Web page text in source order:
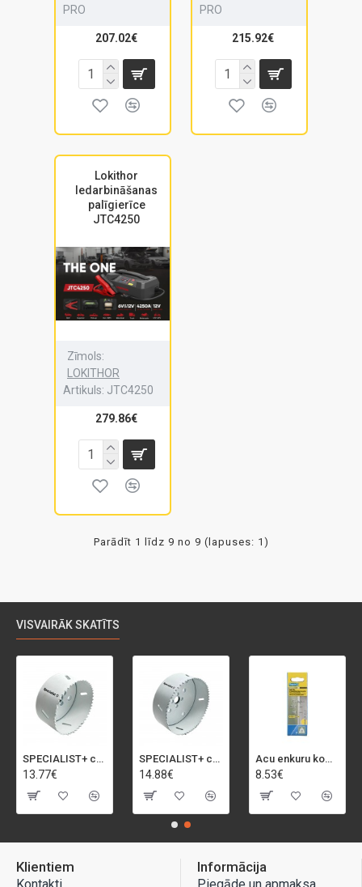
PRO
207.02€
PRO
215.92€
Lokithor
Iedarbināšanas
palīgierīce
JTC4250
Zīmols:
LOKITHOR
Artikuls: JTC4250
279.86€
Parādīt 1 līdz 9 no 9 (lapuses: 1)
VISVAIRĀK SKATĪTS
SPECIALIST+ caurumu zāģis BI-METAL, 92 mm
13.77€
SPECIALIST+ caurumu zāģis BI-METAL, 98 mm
14.88€
Acu enkuru komplekts, 3-13 mm, Rapid, 12 gab.
8.53€
Klientiem Informācija